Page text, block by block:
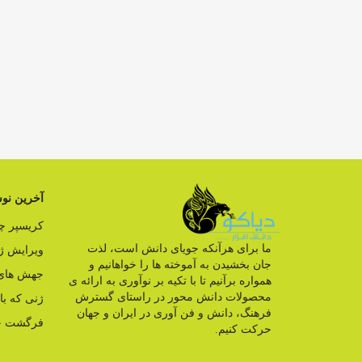
ما برای هرآنکه جویای دانش است، لذت
جان بخشیدن به آموخته ها را خواهانیم و
همواره برآنیم تا با تکیه بر نوآوری به ارائه ی
محصولات دانش محور در راستای گسترش
فرهنگ، دانش و فن آوری در ایران و جهان
حرکت کنیم.
آخرین
کریسپر
ویرایش
جهش های
ژنی که
فرگشت